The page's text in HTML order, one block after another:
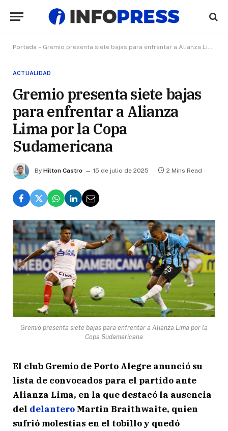
Portada » Gremio presenta siete bajas para enfrentar a Alianza Lima por la Copa Sudamericana
ACTUALIDAD
Gremio presenta siete bajas
para enfrentar a Alianza
Lima por la Copa
Sudamericana
By Hilton Castro 15 de julio de 2025 2 Mins Read
Gremio presenta siete bajas para enfrentar a Alianza Lima por la
Copa Sudamericana
El club Gremio de Porto Alegre anunció su
lista de convocados para el partido ante
Alianza Lima, en la que destacó la ausencia
del delantero Martin Braithwaite, quien
sufrió molestias en el tobillo y quedó